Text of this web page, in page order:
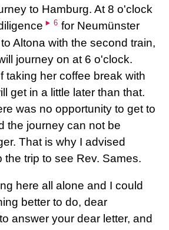
to Hamburg. At 8 o'clock
6 for Neumünster
Altona with the second train,
journey on at 6 o'clock.
taking her coffee break with
get in a little later than that.
was no opportunity to get to
the journey can not be
That is why I advised
the trip to see Rev. Sames.
here all alone and I could
better to do, dear
answer your dear letter, and